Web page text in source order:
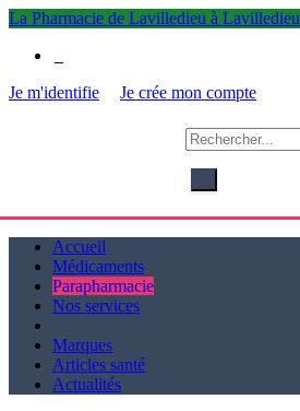
La Pharmacie de Lavilledieu à Lavilledieu
Je m'identifie
Je crée mon compte
Accueil
Médicaments
Parapharmacie
Nos services
Marques
Articles santé
Actualités